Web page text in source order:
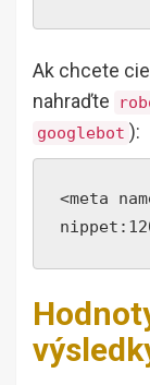
Ak chcete
nahraďte
googlebot ):
<meta